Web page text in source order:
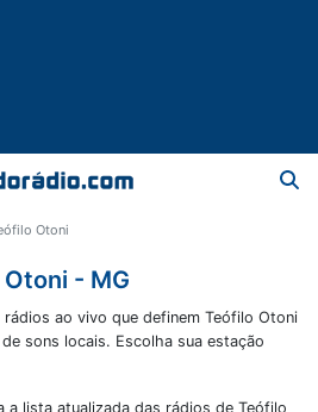
Otoni
- MG
rádios ao vivo que definem Teófilo Otoni
sons locais. Escolha sua estação
a lista atualizada das rádios de Teófilo